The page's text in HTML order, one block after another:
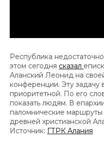
Республика
этом сегодня сказал
Аланский Леонид на
конференции. Эту задачу
приоритетной. По его
показать людям. В
паломнические маршруты
древней христианской
Источник: ГТРК Алания